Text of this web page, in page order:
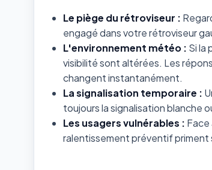
Le piège du rétroviseur :
engagé dans votre rétroviseur
L'environnement météo : Si la
visibilité sont altérées. Les
changent instantanément.
La signalisation temporaire :
toujours la signalisation blanche
Les usagers vulnérables : Face
ralentissement préventif